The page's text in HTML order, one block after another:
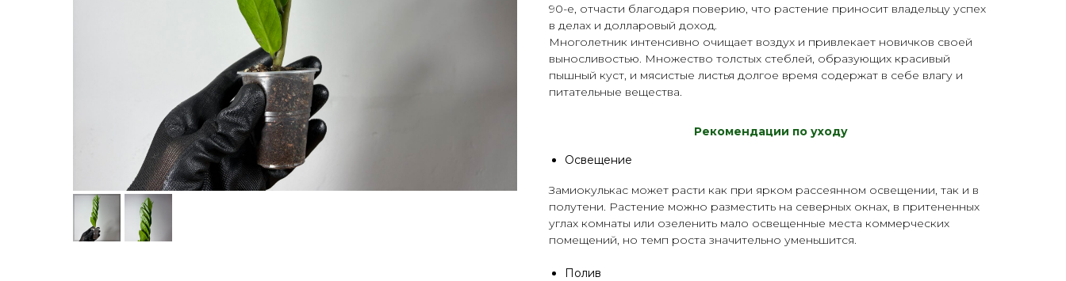
90-е, отчасти благодаря поверию, что растение приносит владельцу успех
в делах и долларовый доход.
Многолетник интенсивно очищает воздух и привлекает новичков своей
выносливостью. Множество толстых стеблей, образующих красивый
пышный куст, и мясистые листья долгое время содержат в себе влагу и
питательные вещества.
Рекомендации по уходу
Освещение
Замиокулькас может расти как при ярком рассеянном освещении, так и в
полутени. Растение можно разместить на северных окнах, в притененных
углах комнаты или озеленить мало освещенные места коммерческих
помещений, но темп роста значительно уменьшится.
Полив